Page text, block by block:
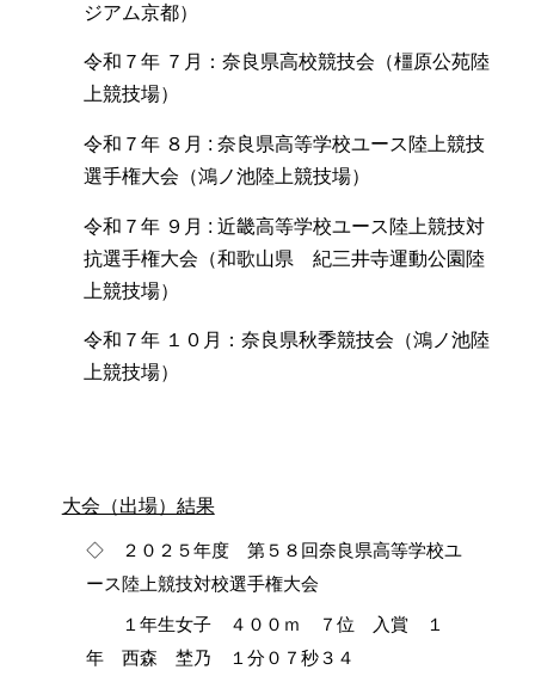
ジアム京都）
令和７年 ７月：奈良県高校競技会（橿原公苑陸
上競技場）
令和７年 ８月 : 奈良県高等学校ユース陸上競技
選手権大会（鴻ノ池陸上競技場）
令和７年 ９月 : 近畿高等学校ユース陸上競技対
抗選手権大会（和歌山県 紀三井寺運動公園陸
上競技場）
令和７年 １０月：奈良県秋季競技会（鴻ノ池陸
上競技場）
大会（出場）結果
◇ ２０２５年度 第５８回奈良県高等学校ユ
ース陸上競技対校選手権大会
１年生女子 ４００ｍ ７位 入賞 １
年 西森 埜乃 １分０７秒３４